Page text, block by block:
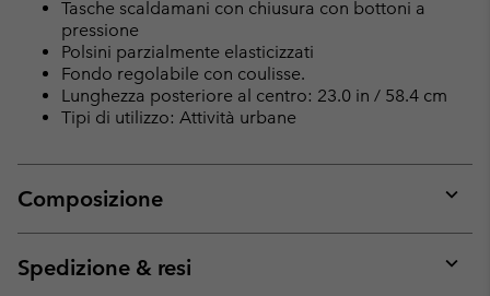
Tasche scaldamani con chiusura con bottoni a
pressione
Polsini parzialmente elasticizzati
Fondo regolabile con coulisse.
Lunghezza posteriore al centro: 23.0 in / 58.4 cm
Tipi di utilizzo: Attività urbane
Composizione
or
Spedizione & resi